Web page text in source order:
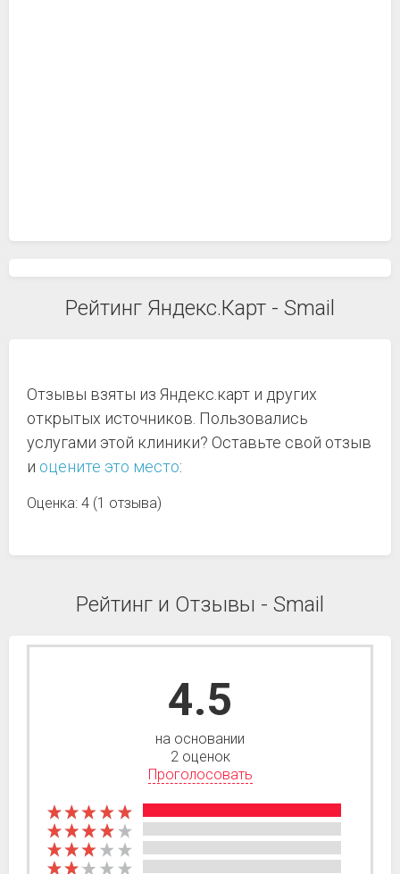
Рейтинг Яндекс.Карт - Smail
Отзывы взяты из Яндекс.карт и других
открытых источников. Пользовались
услугами этой клиники? Оставьте свой отзыв
и оцените это место:
Оценка: 4 (1 отзыва)
Рейтинг и Отзывы - Smail
4.5
на основании
2 оценок
Проголосовать